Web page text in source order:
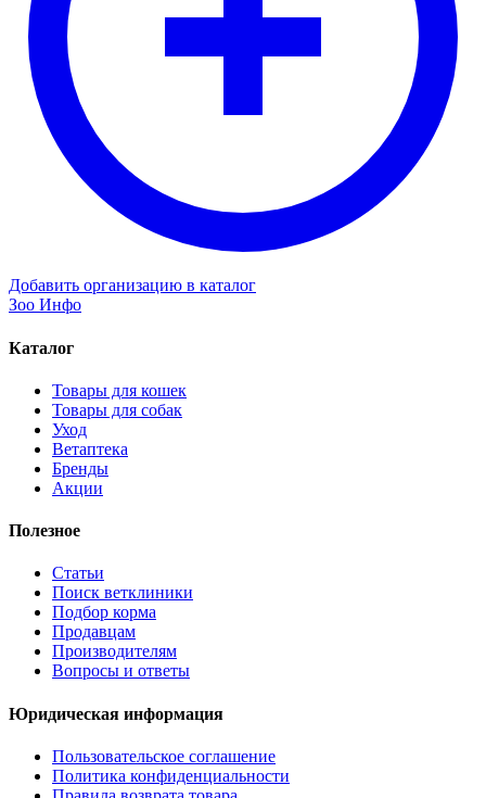
Добавить организацию в каталог
Зоо Инфо
Каталог
Товары для кошек
Товары для собак
Уход
Ветаптека
Бренды
Акции
Полезное
Статьи
Поиск ветклиники
Подбор корма
Продавцам
Производителям
Вопросы и ответы
Юридическая информация
Пользовательское соглашение
Политика конфиденциальности